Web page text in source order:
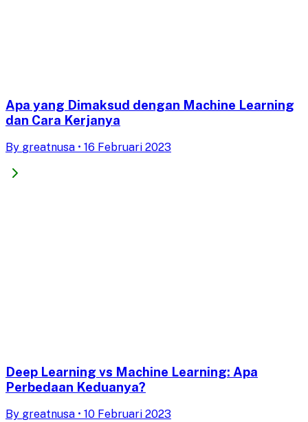
Apa yang Dimaksud dengan Machine Learning
dan Cara Kerjanya
By greatnusa • 16 Februari 2023
Deep Learning vs Machine Learning: Apa
Perbedaan Keduanya?
By greatnusa • 10 Februari 2023